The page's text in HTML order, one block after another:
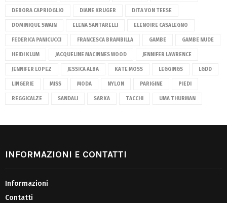
DEBORA CAPRIOGLIO DIANE KRUGER DITA VON TEESE
DOMINIQUE SWAIN ELENA SANTARELLI ELENOIRE CASALEGNO
FEDERICA PANICUCCI FRANCESCA BRAMBILLA GAMBE GAMBE NUDE
HEIDI KLUM JACQUELINE MACINNES WOOD JENNIFER LAWRENCE
JENNIFER LOPEZ JESSICA ALBA KATE MOSS LEGGINGS LGDD
LINGERIE MISS MODA NYLON PARIGINE PIEDI
REGGICALZE SANDALI SARKA TACCHI UMA THURMAN
INFORMAZIONI E CONTATTI
Informazioni
Contatti